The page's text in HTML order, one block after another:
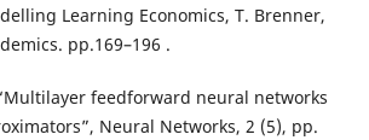
Learning Economics, T. Brenner,
pp.169–196 .
feedforward neural networks
Neural Networks, 2 (5), pp.